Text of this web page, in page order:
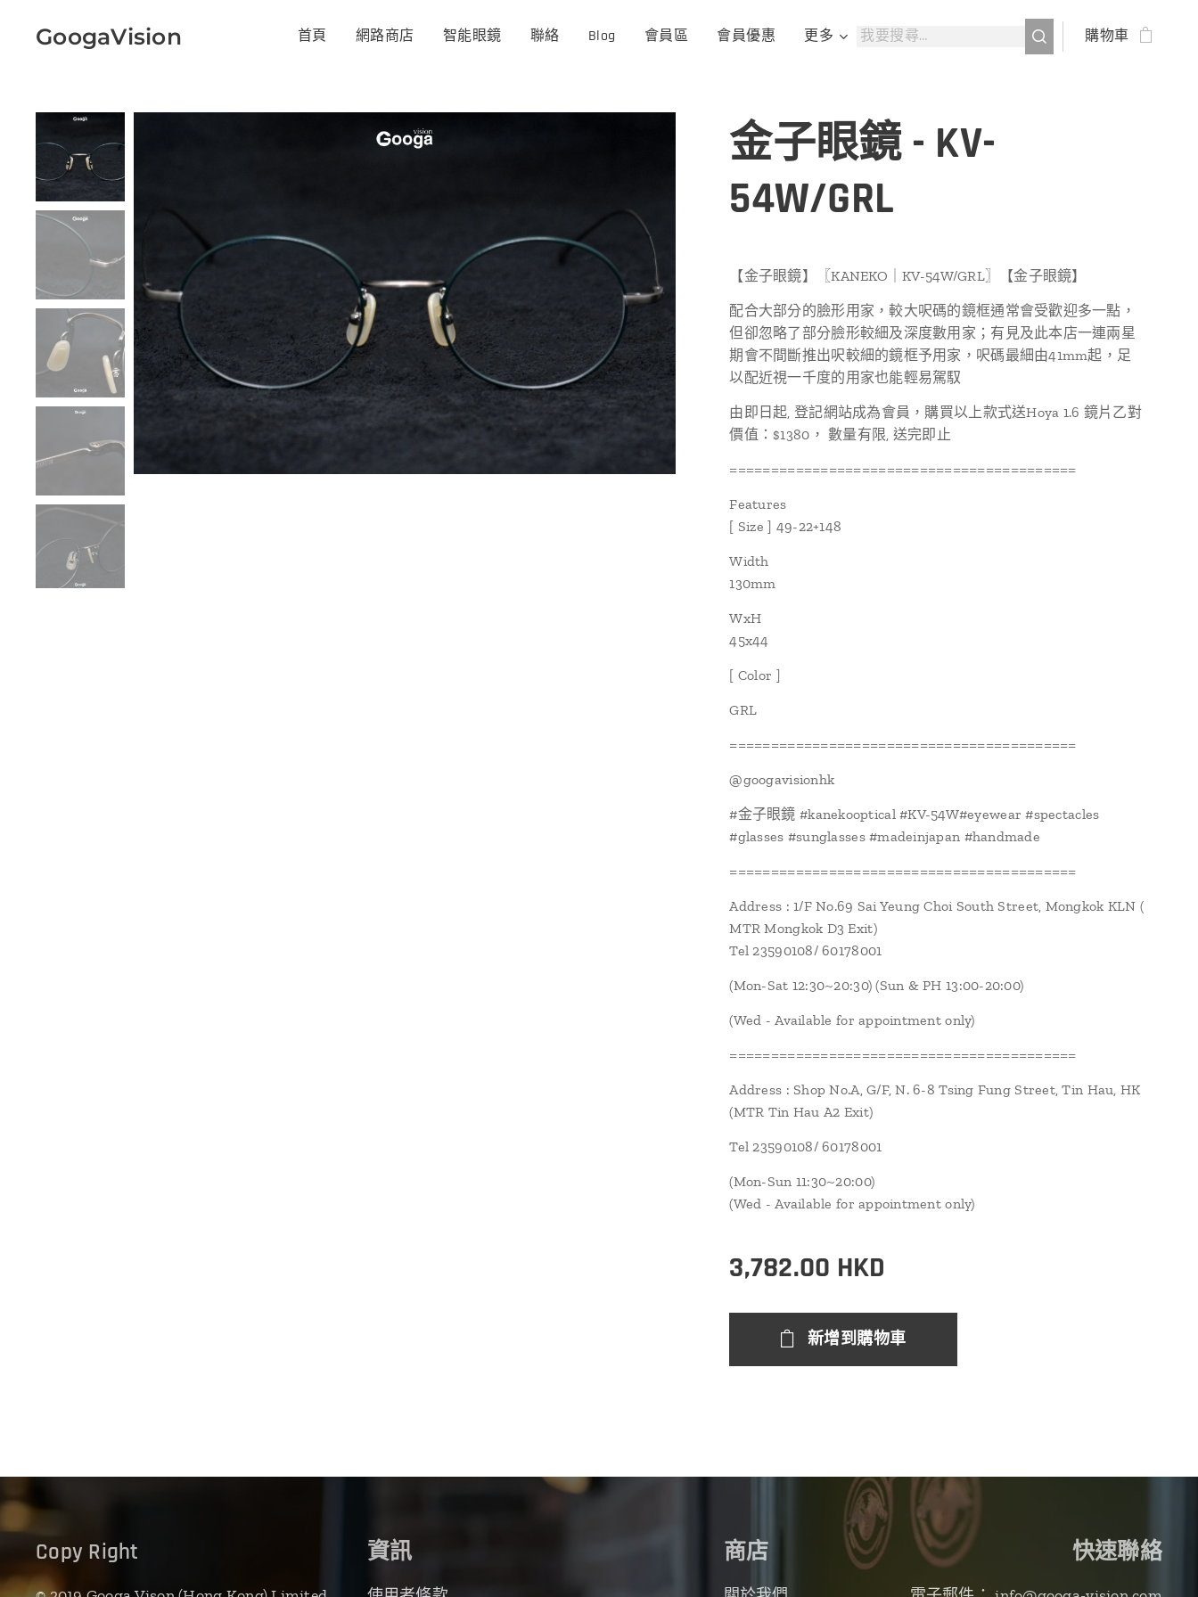
GoogaVision 首頁 網路商店 智能眼鏡 聯絡 Blog 會員區 會員優惠 更多 購物車
金子眼鏡 - KV-
54W/GRL
【金子眼鏡】〖KANEKO｜KV-54W/GRL〗【金子眼鏡】
配合大部分的臉形用家，較大呎碼的鏡框通常會受歡迎多一點，
但卻忽略了部分臉形較細及深度數用家；有見及此本店一連兩星
期會不間斷推出呎較細的鏡框予用家，呎碼最細由41mm起，足
以配近視一千度的用家也能輕易駕馭
由即日起, 登記網站成為會員，購買以上款式送Hoya 1.6 鏡片乙對
價值：$1380， 數量有限, 送完即止
==========================================
Features
[ Size ] 49-22+148
Width
130mm
WxH
45x44
[ Color ]
GRL
==========================================
@googavisionhk
#金子眼鏡 #kanekooptical #KV-54W#eyewear #spectacles
#glasses #sunglasses #madeinjapan #handmade
==========================================
Address : 1/F No.69 Sai Yeung Choi South Street, Mongkok KLN (
MTR Mongkok D3 Exit)
Tel 23590108/ 60178001
(Mon-Sat 12:30~20:30) (Sun & PH 13:00-20:00)
(Wed - Available for appointment only)
==========================================
Address : Shop No.A, G/F, N. 6-8 Tsing Fung Street, Tin Hau, HK
(MTR Tin Hau A2 Exit)
Tel 23590108/ 60178001
(Mon-Sun 11:30~20:00)
(Wed - Available for appointment only)
3,782.00 HKD
新增到購物車
Copy Right 資訊 商店 快速聯絡